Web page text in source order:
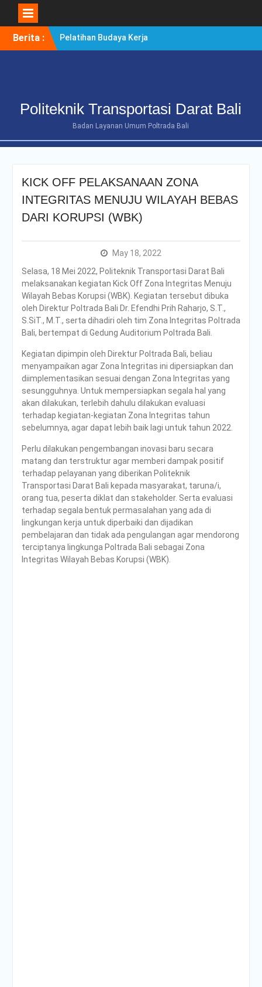
Berita :
Pelatihan Budaya Kerja
Berintegritas Bagi
KUNJUNGAN
BENCHMARKING DISTRIK
BENOA UNTUK
POLTRADA BALI
OPTIMALKAN PERSIAPAN
REVIEW II DOKUMEN
TRANSPORTASI JALAN
Poltrada Bali
Selenggarakan General
Lecture “The Future
Movement” untuk Perkuat
Wawasan Smart Mobility
dan Smart Logistics
Praktik Baik Pembangunan
Zona Integritas dalam
Sharing Session Persiapan
Seleksi Wawancara
WBK/WBBM
WUJUDKAN PELAYANAN
BERINTEGRITAS,
POLTRADA BALI BERBAGI
PENGALAMAN MERAIH
WBK DAN WBBM
Unit Kesehatan Poltrada
Bali Memberikan
Penyuluhan P4GN kepada
Mahasiswa/i Tingkat I
PENDAMPINGAN
IDENTIFIKASI RISIKO DAN
PELAKSANAAN
PENGENDALIAN RISIKO
Politeknik Transportasi Darat Bali
Badan Layanan Umum Poltrada Bali
KICK OFF PELAKSANAAN ZONA
INTEGRITAS MENUJU WILAYAH BEBAS
DARI KORUPSI (WBK)
May 18, 2022
Selasa, 18 Mei 2022, Politeknik Transportasi Darat Bali
melaksanakan kegiatan Kick Off Zona Integritas Menuju
Wilayah Bebas Korupsi (WBK). Kegiatan tersebut dibuka
oleh Direktur Poltrada Bali Dr. Efendhi Prih Raharjo, S.T.,
S.SiT., M.T., serta dihadiri oleh tim Zona Integritas Poltrada
Bali, bertempat di Gedung Auditorium Poltrada Bali.
Kegiatan dipimpin oleh Direktur Poltrada Bali, beliau
menyampaikan agar Zona Integritas ini dipersiapkan dan
diimplementasikan sesuai dengan Zona Integritas yang
sesungguhnya. Untuk mempersiapkan segala hal yang
akan dilakukan, terlebih dahulu dilakukan evaluasi
terhadap kegiatan-kegiatan Zona Integritas tahun
sebelumnya, agar dapat lebih baik lagi untuk tahun 2022.
Perlu dilakukan pengembangan inovasi baru secara
matang dan terstruktur agar memberi dampak positif
terhadap pelayanan yang diberikan Politeknik
Transportasi Darat Bali kepada masyarakat, taruna/i,
orang tua, peserta diklat dan stakeholder. Serta evaluasi
terhadap segala bentuk permasalahan yang ada di
lingkungan kerja untuk diperbaiki dan dijadikan
pembelajaran dan tidak ada pengulangan agar mendorong
terciptanya lingkunga Poltrada Bali sebagai Zona
Integritas Wilayah Bebas Korupsi (WBK).